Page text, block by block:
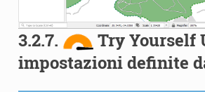
3.2.7.
Try Yourself
impostazioni definite